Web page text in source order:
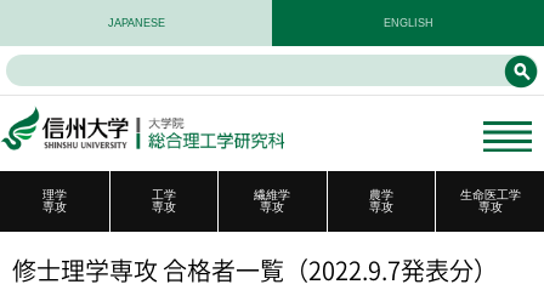
JAPANESE ENGLISH
理学
専攻
工学
専攻
繊維学
専攻
農学
専攻
生命医工学
専攻
修士理学専攻 合格者一覧（2022.9.7発表分）